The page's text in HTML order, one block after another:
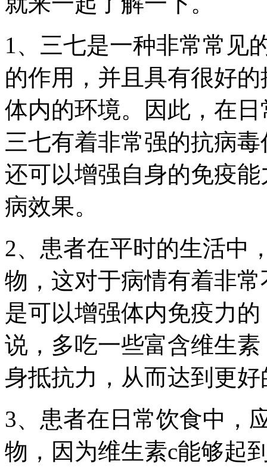
1、三七是一种非常常见
的作用，并且具有很好
体内的环境。因此，在
三七有着非常强的抗病
还可以增强自身的免疫
病效果。
2、患者在平时的生活中
物，这对于病情有着非
是可以增强体内免疫力
说，多吃一些富含维生
身抵抗力，从而达到更
3、患者在日常饮食中，
物，因为维生素c能够起